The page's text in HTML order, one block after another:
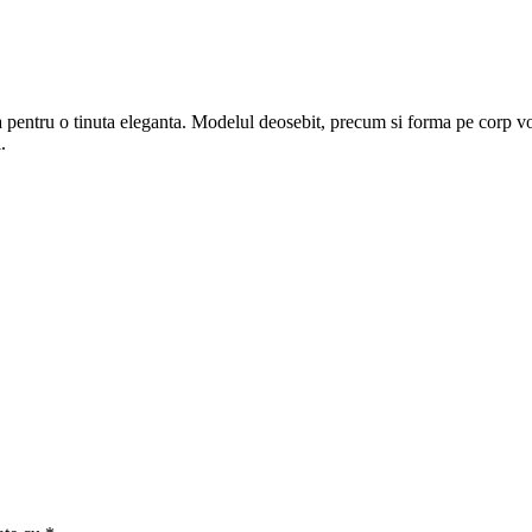
o tinuta eleganta. Modelul deosebit, precum si forma pe corp
uri.